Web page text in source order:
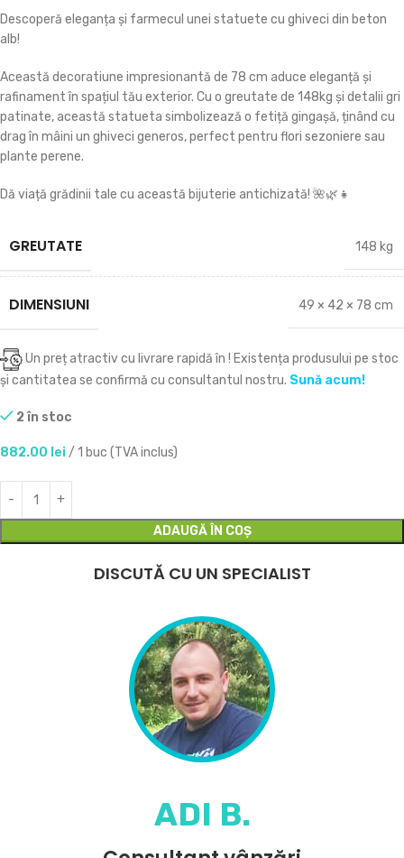
Descoperă eleganța și farmecul unei statuete cu ghiveci din beton
alb!
Această decoratiune impresionantă de 78 cm aduce eleganță și
rafinament în spațiul tău exterior. Cu o greutate de 148kg și detalii gri
patinate, această statueta simbolizează o fetiță gingașă, ținând cu
drag în mâini un ghiveci generos, perfect pentru flori sezoniere sau
plante perene.
Dă viață grădinii tale cu această bijuterie antichizată! 🌺🌿👧
GREUTATE 148 kg
DIMENSIUNI 49 × 42 × 78 cm
Un preț atractiv cu livrare rapidă în ! Existența produsului pe stoc
și cantitatea se confirmă cu consultantul nostru. Sună acum!
2 în stoc
882.00 lei/ 1 buc (TVA inclus)
ADAUGĂ ÎN COȘ
DISCUTĂ CU UN SPECIALIST
ADI B.